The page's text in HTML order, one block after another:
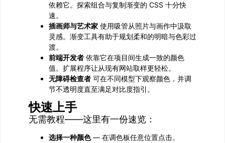
依赖它。探索组合与复制渐变的 CSS 十分快
速。
插画师与艺术家 使用吸管从照片与画作中汲取
灵感。渐变工具有助于规划柔和的明暗与色彩过
渡。
前端开发者 依靠它在项目间生成一致的颜色
值。扩展程序让从现有网站取样更轻松。
无障碍检查者 可在不同模型下观察颜色，并调
节不透明度直至满足对比度指引。
快速上手
无需教程——这里有一份速览：
选择一种颜色— 在调色板任意位置点击。